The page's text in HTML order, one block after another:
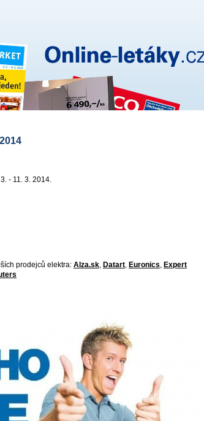
- 11. 3. 2014.
prodejců elektra: Alza.sk Datart Euronics Expert